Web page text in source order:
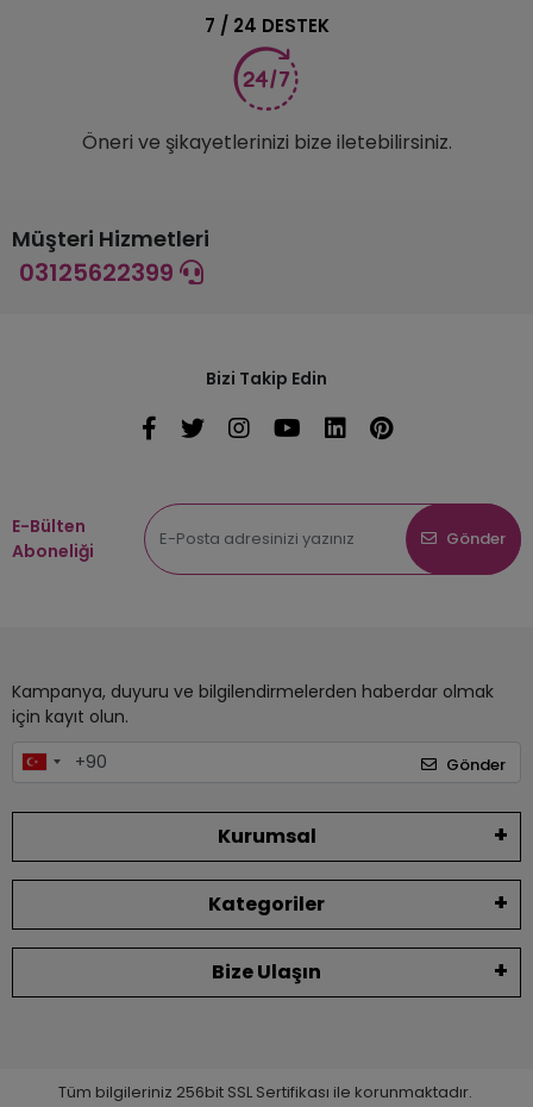
7 / 24 DESTEK
Öneri ve şikayetlerinizi bize iletebilirsiniz.
Müşteri Hizmetleri
03125622399
Bizi Takip Edin
E-Bülten
Aboneliği
Gönder
Kampanya, duyuru ve bilgilendirmelerden haberdar olmak
için kayıt olun.
Gönder
Kurumsal
Kategoriler
Bize Ulaşın
Tüm bilgileriniz 256bit SSL Sertifikası ile korunmaktadır.